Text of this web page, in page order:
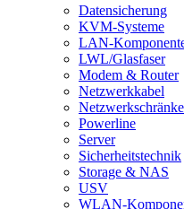
Datensicherung
KVM-Systeme
LAN-
LWL/Glasfaser
Modem & Router
Netzwerkkabel
Netzwerkschränke
Powerline
Server
Sicherheitstechnik
Storage & NAS
USV
WLAN-